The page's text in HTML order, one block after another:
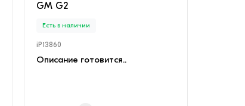
GM G2
Есть в наличии
iP13860
Описание готовится..